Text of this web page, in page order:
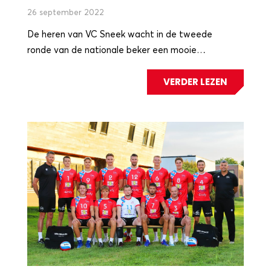
26 september 2022
De heren van VC Sneek wacht in de tweede
ronde van de nationale beker een mooie…
VERDER LEZEN